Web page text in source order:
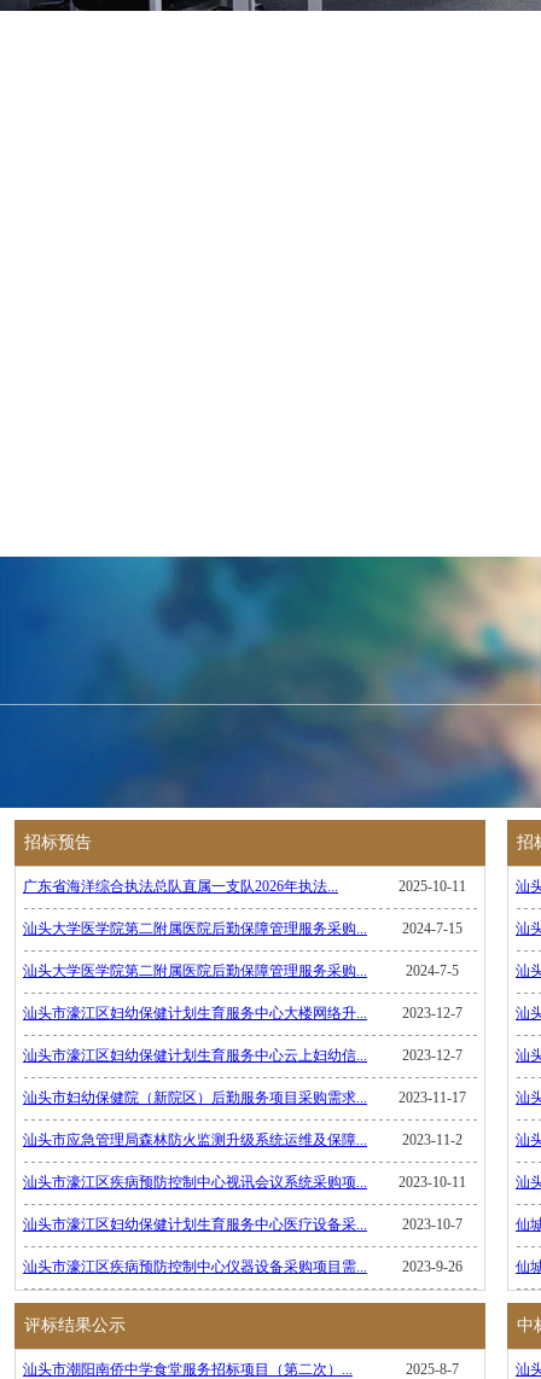
招标预告
广东省海洋综合执法总队直属一支队2026年执法... 2025-10-11
汕头大学医学院第二附属医院后勤保障管理服务采购... 2024-7-15
汕头大学医学院第二附属医院后勤保障管理服务采购... 2024-7-5
汕头市濠江区妇幼保健计划生育服务中心大楼网络升... 2023-12-7
汕头市濠江区妇幼保健计划生育服务中心云上妇幼信... 2023-12-7
汕头市妇幼保健院（新院区）后勤服务项目采购需求... 2023-11-17
汕头市应急管理局森林防火监测升级系统运维及保障... 2023-11-2
汕头市濠江区疾病预防控制中心视讯会议系统采购项... 2023-10-11
汕头市濠江区妇幼保健计划生育服务中心医疗设备采... 2023-10-7
汕头市濠江区疾病预防控制中心仪器设备采购项目需... 2023-9-26
招
汕
汕
汕
汕
汕
汕
汕
汕
仙
仙
评标结果公示
汕头市潮阳南侨中学食堂服务招标项目（第二次）... 2025-8-7
中
汕